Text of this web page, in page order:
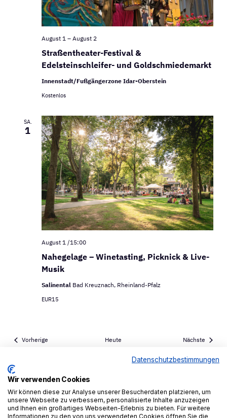
Straßentheater-Festival &
Edelsteinschleifer- und Goldschmiedemarkt
August 1– August 2
Innenstadt/Fußgängerzone Idar-Oberstein
Kostenlos
SA.
1
Nahegelage – Winetasting, Picknick & Live-
Musik
August 1 /15:00
Salinental Bad Kreuznach, Rheinland-Pfalz
EUR15
VorherigeVeranstaltungen Heute Nächste
Datenschutzbestimmungen
Wir verwenden Cookies
Wir können diese zur Analyse unserer Besucherdaten platzieren, um
unsere Webseite zu verbessern, personalisierte Inhalte anzuzeigen
und Ihnen ein großartiges Webseiten-Erlebnis zu bieten. Für weitere
Informationen zu den von uns verwendeten Cookies öffnen Sie die